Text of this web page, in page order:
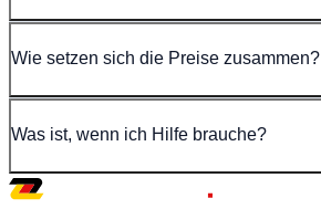
Wie setzen sich die Preise zusammen?
Was ist, wenn ich Hilfe brauche?